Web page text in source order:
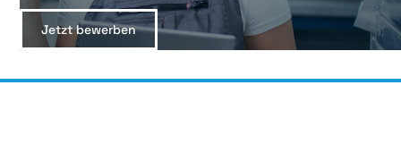
Jetzt bewerben